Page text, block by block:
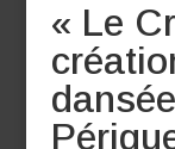
« Le